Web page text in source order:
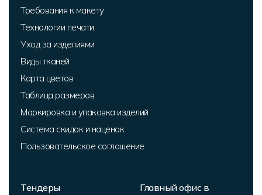
Требования к макету
Технологии печати
Уход за изделиями
Виды тканей
Карта цветов
Таблица размеров
Маркировка и упаковка изделий
Система скидок и наценок
Пользовательское соглашение
Тендеры
Главный офис в